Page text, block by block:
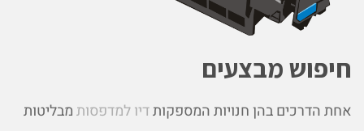
חיפוש מבצעים
אחת הדרכים בהן חנויות המספקותדיו למדפסותמבליטות